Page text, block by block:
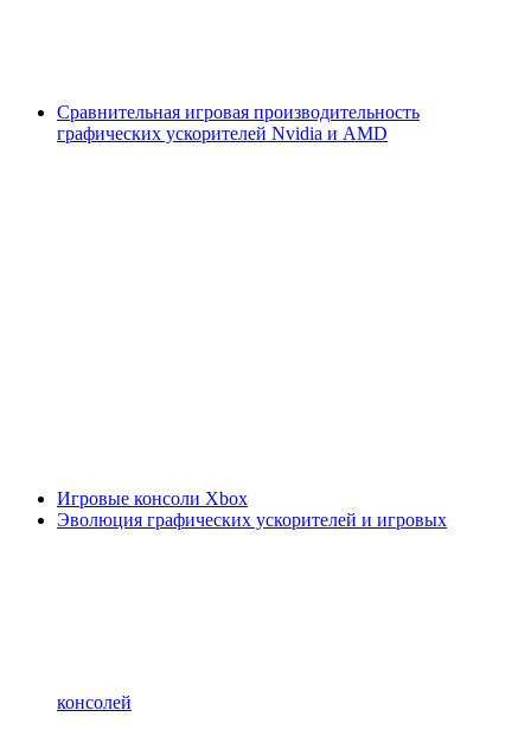
Сравнительная игровая производительность
графических ускорителей Nvidia и AMD
Игровые консоли Xbox
Эволюция графических ускорителей и игровых
консолей